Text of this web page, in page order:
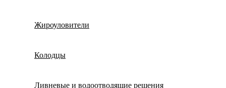
Жироуловители
Колодцы
Ливневые и водоотводящие решения